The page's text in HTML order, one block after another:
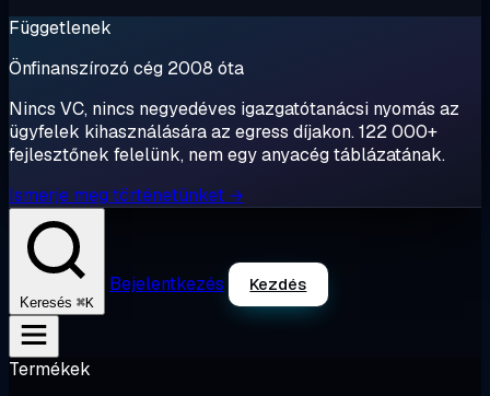
Függetlenek
Önfinanszírozó cég 2008 óta
Nincs VC, nincs negyedéves igazgatótanácsi nyomás az
ügyfelek kihasználására az egress díjakon. 122 000+
fejlesztőnek felelünk, nem egy anyacég táblázatának.
Ismerje meg történetünket →
Keresés ⌘K
Bejelentkezés Kezdés
Termékek